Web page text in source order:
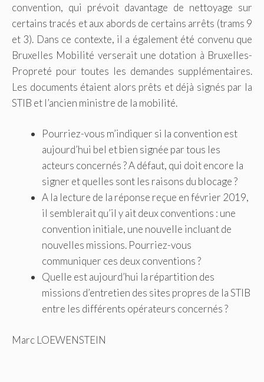
convention, qui prévoit davantage de nettoyage sur
certains tracés et aux abords de certains arrêts (trams 9
et 3). Dans ce contexte, il a également été convenu que
Bruxelles Mobilité verserait une dotation à Bruxelles-
Propreté pour toutes les demandes supplémentaires.
Les documents étaient alors prêts et déjà signés par la
STIB et l’ancien ministre de la mobilité.
Pourriez-vous m’indiquer si la convention est
aujourd’hui bel et bien signée par tous les
acteurs concernés ? A défaut, qui doit encore la
signer et quelles sont les raisons du blocage ?
A la lecture de la réponse reçue en février 2019,
il semblerait qu’il y ait deux conventions : une
convention initiale, une nouvelle incluant de
nouvelles missions. Pourriez-vous
communiquer ces deux conventions ?
Quelle est aujourd’hui la répartition des
missions d’entretien des sites propres de la STIB
entre les différents opérateurs concernés ?
Marc LOEWENSTEIN